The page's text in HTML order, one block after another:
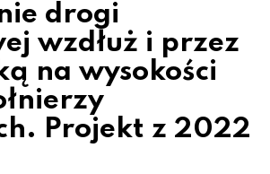
drogi
wzdłuż i przez
na wysokości
Projekt z 2022